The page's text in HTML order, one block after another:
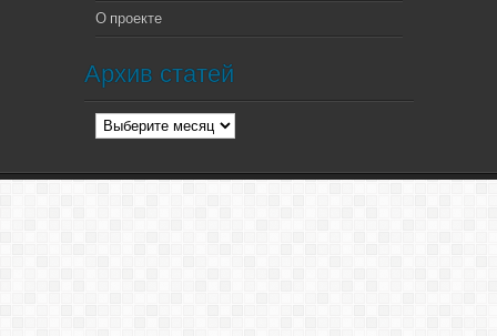
О проекте
Архив статей
Архив
статей